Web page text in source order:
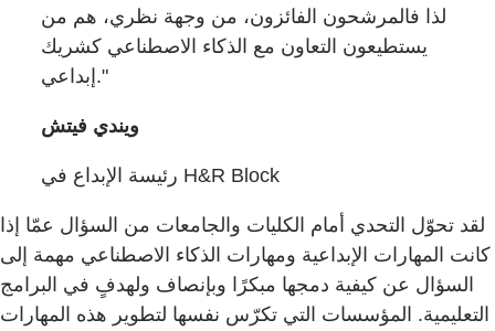
لذا فالمرشحون الفائزون، من وجهة نظري، هم من
يستطيعون التعاون مع الذكاء الاصطناعي كشريك
إبداعي."
ويندي فيتش
رئيسة الإبداع في H&R Block
لقد تحوّل التحدي أمام الكليات والجامعات من السؤال عمّا إذا
كانت المهارات الإبداعية ومهارات الذكاء الاصطناعي مهمة إلى
السؤال عن كيفية دمجها مبكرًا وبإنصاف ولهدفٍ في البرامج
التعليمية. المؤسسات التي تكرّس نفسها لتطوير هذه المهارات